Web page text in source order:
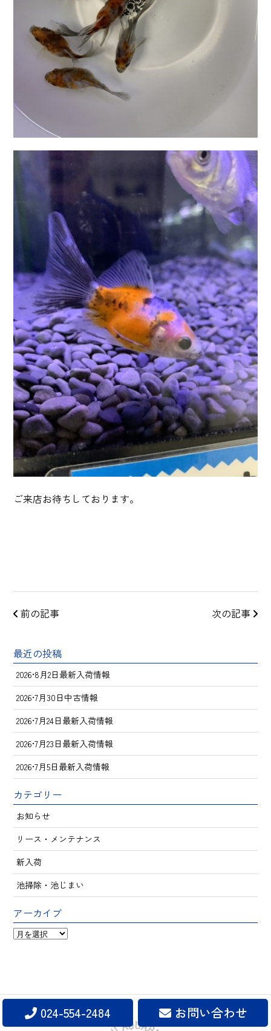
ご来店お待ちしております。
前の記事 次の記事
最近の投稿
2026•8月2日最新入荷情報
2026•7月30日中古情報
2026•7月24日最新入荷情報
2026•7月23日最新入荷情報
2026•7月5日最新入荷情報
カテゴリー
お知らせ
リース・メンテナンス
新入荷
池掃除・池じまい
アーカイブ
ア
024-554-2484 お問い合わせ